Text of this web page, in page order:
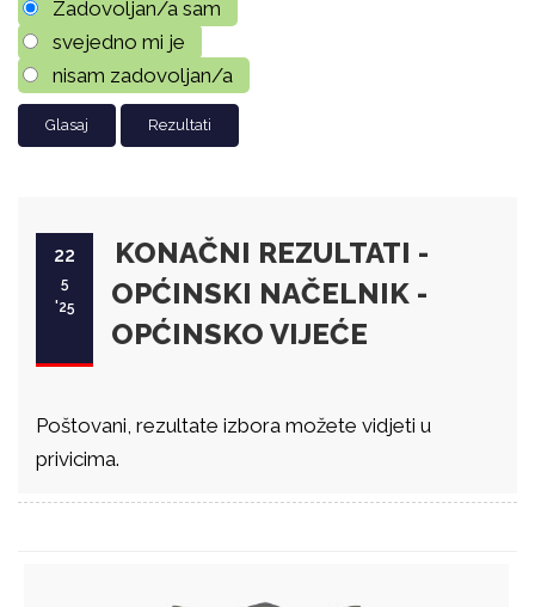
Zadovoljan/a sam
svejedno mi je
nisam zadovoljan/a
Rezultati
22
5
'25
KONAČNI REZULTATI -
OPĆINSKI NAČELNIK -
OPĆINSKO VIJEĆE
Poštovani, rezultate izbora možete vidjeti u
privicima.